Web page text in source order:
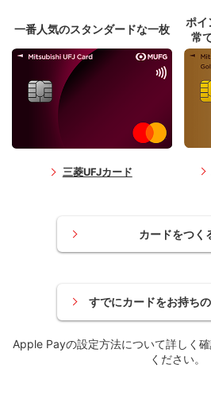
一番人気のスタンダードな一枚
三菱UFJカード
ポイ
常
カードをつく
すでにカードをお持ち
Apple Payの設定方法について詳しく
ください。